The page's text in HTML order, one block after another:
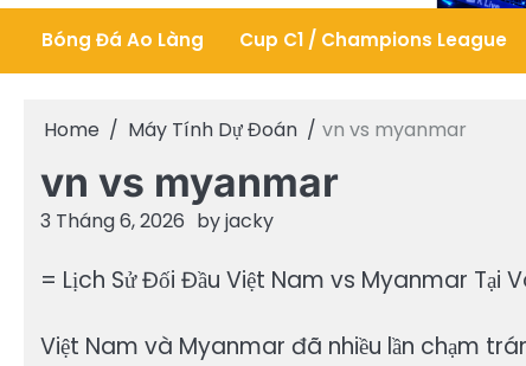
Bóng Đá Ao Làng Cup C1 / Champions League
Home Máy Tính Dự Đoán vn vs myanmar
vn vs myanmar
3 Tháng 6, 2026 byjacky
= Lịch Sử Đối Đầu Việt Nam vs Myanmar Tại
Việt Nam và Myanmar đã nhiều lần chạm